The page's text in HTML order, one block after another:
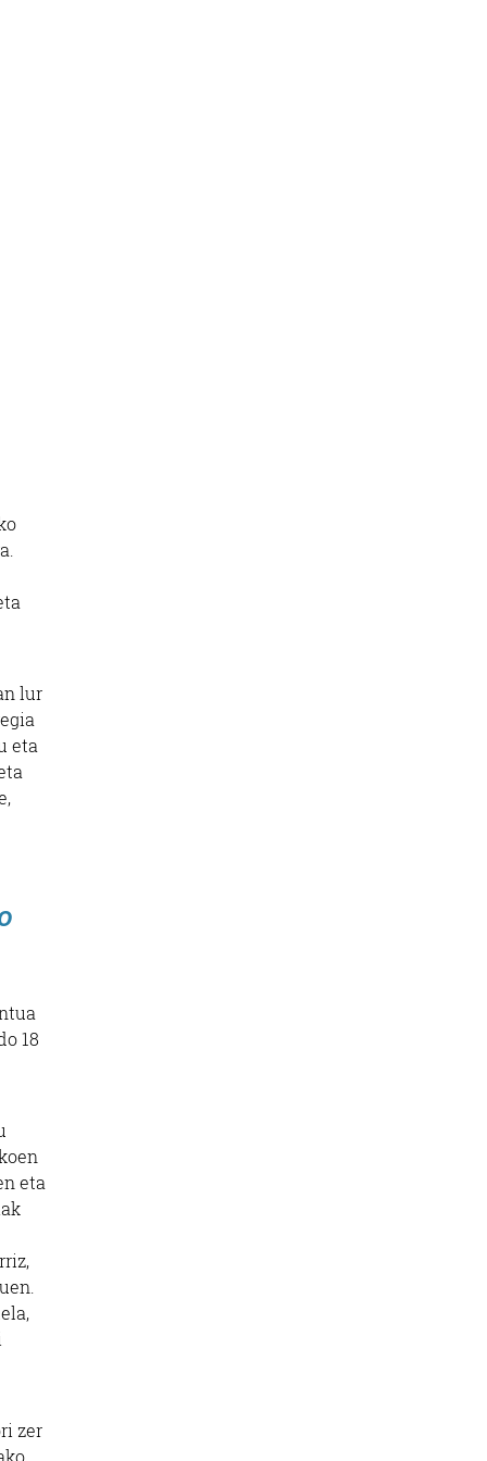
lur
eta
18
eta
zer